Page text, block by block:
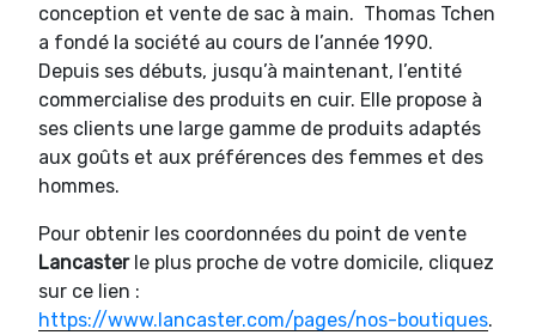
conception et vente de sac à main. Thomas Tchen
a fondé la société au cours de l’année 1990.
Depuis ses débuts, jusqu’à maintenant, l’entité
commercialise des produits en cuir. Elle propose à
ses clients une large gamme de produits adaptés
aux goûts et aux préférences des femmes et des
hommes.
Pour obtenir les coordonnées du point de vente
Lancasterle plus proche de votre domicile, cliquez
sur ce lien :
https://www.lancaster.com/pages/nos-boutiques.